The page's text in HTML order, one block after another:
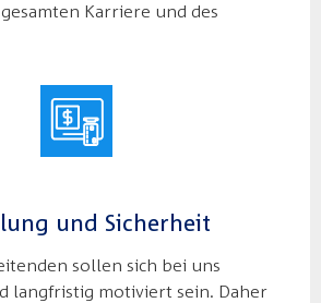
Karriere und des
und Sicherheit
sollen sich bei uns
langfristig motiviert sein. Daher